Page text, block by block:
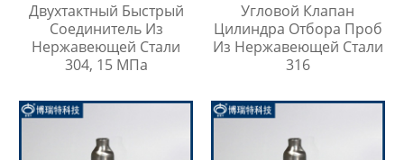
Двухтактный Быстрый
Соединитель Из
Нержавеющей Стали
304, 15 МПа
Угловой Клапан
Цилиндра Отбора Проб
Из Нержавеющей Стали
316